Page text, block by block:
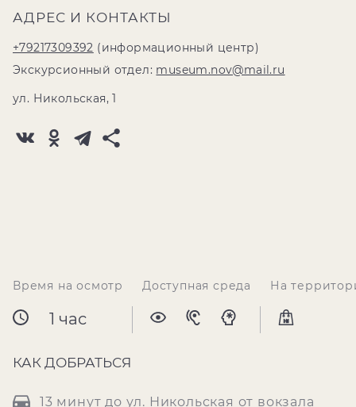
АДРЕС И КОНТАКТЫ
+79217309392 (информационный центр)
Экскурсионный отдел: museum.nov@mail.ru
ул. Никольская, 1
Время на осмотр
1 час
Доступная среда На
КАК ДОБРАТЬСЯ
13 минут до ул. Никольская от вокзала